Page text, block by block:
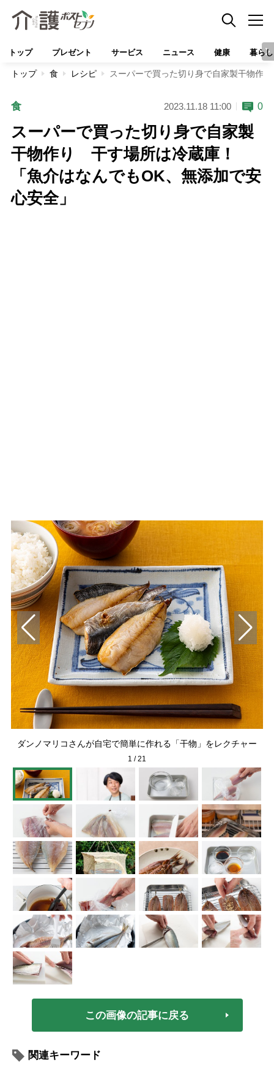
トップ プレゼント サービス ニュース 健康 暮らし
トップ 食 レシピ スーパーで買った切り身で自家製干物作
食 2023.11.18 11:00 0
スーパーで買った切り身で自家製
干物作り 干す場所は冷蔵庫！
「魚介はなんでもOK、無添加で安
心安全」
ダンノマリコさんが自宅で簡単に作れる「干物」をレクチャー
1 /21
この画像の記事に戻る
関連キーワード